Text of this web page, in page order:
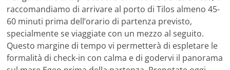
raccomandiamo di arrivare al porto di Tilos almeno 45-
60 minuti prima dell’orario di partenza previsto,
specialmente se viaggiate con un mezzo al seguito.
Questo margine di tempo vi permetterà di espletare le
formalità di check-in con calma e di godervi il panorama